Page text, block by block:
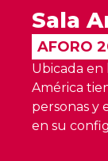
Sala
AFORO
Ubicada en
América
personas y
en su